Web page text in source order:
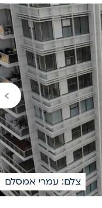
צלם: עמרי אמסלם
›